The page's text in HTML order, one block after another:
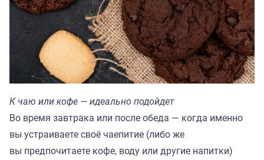
К чаю или кофе — идеально подойдет
Во время завтрака или после обеда — когда именно
вы устраиваете своё чаепитие (либо же
вы предпочитаете кофе, воду или другие напитки)